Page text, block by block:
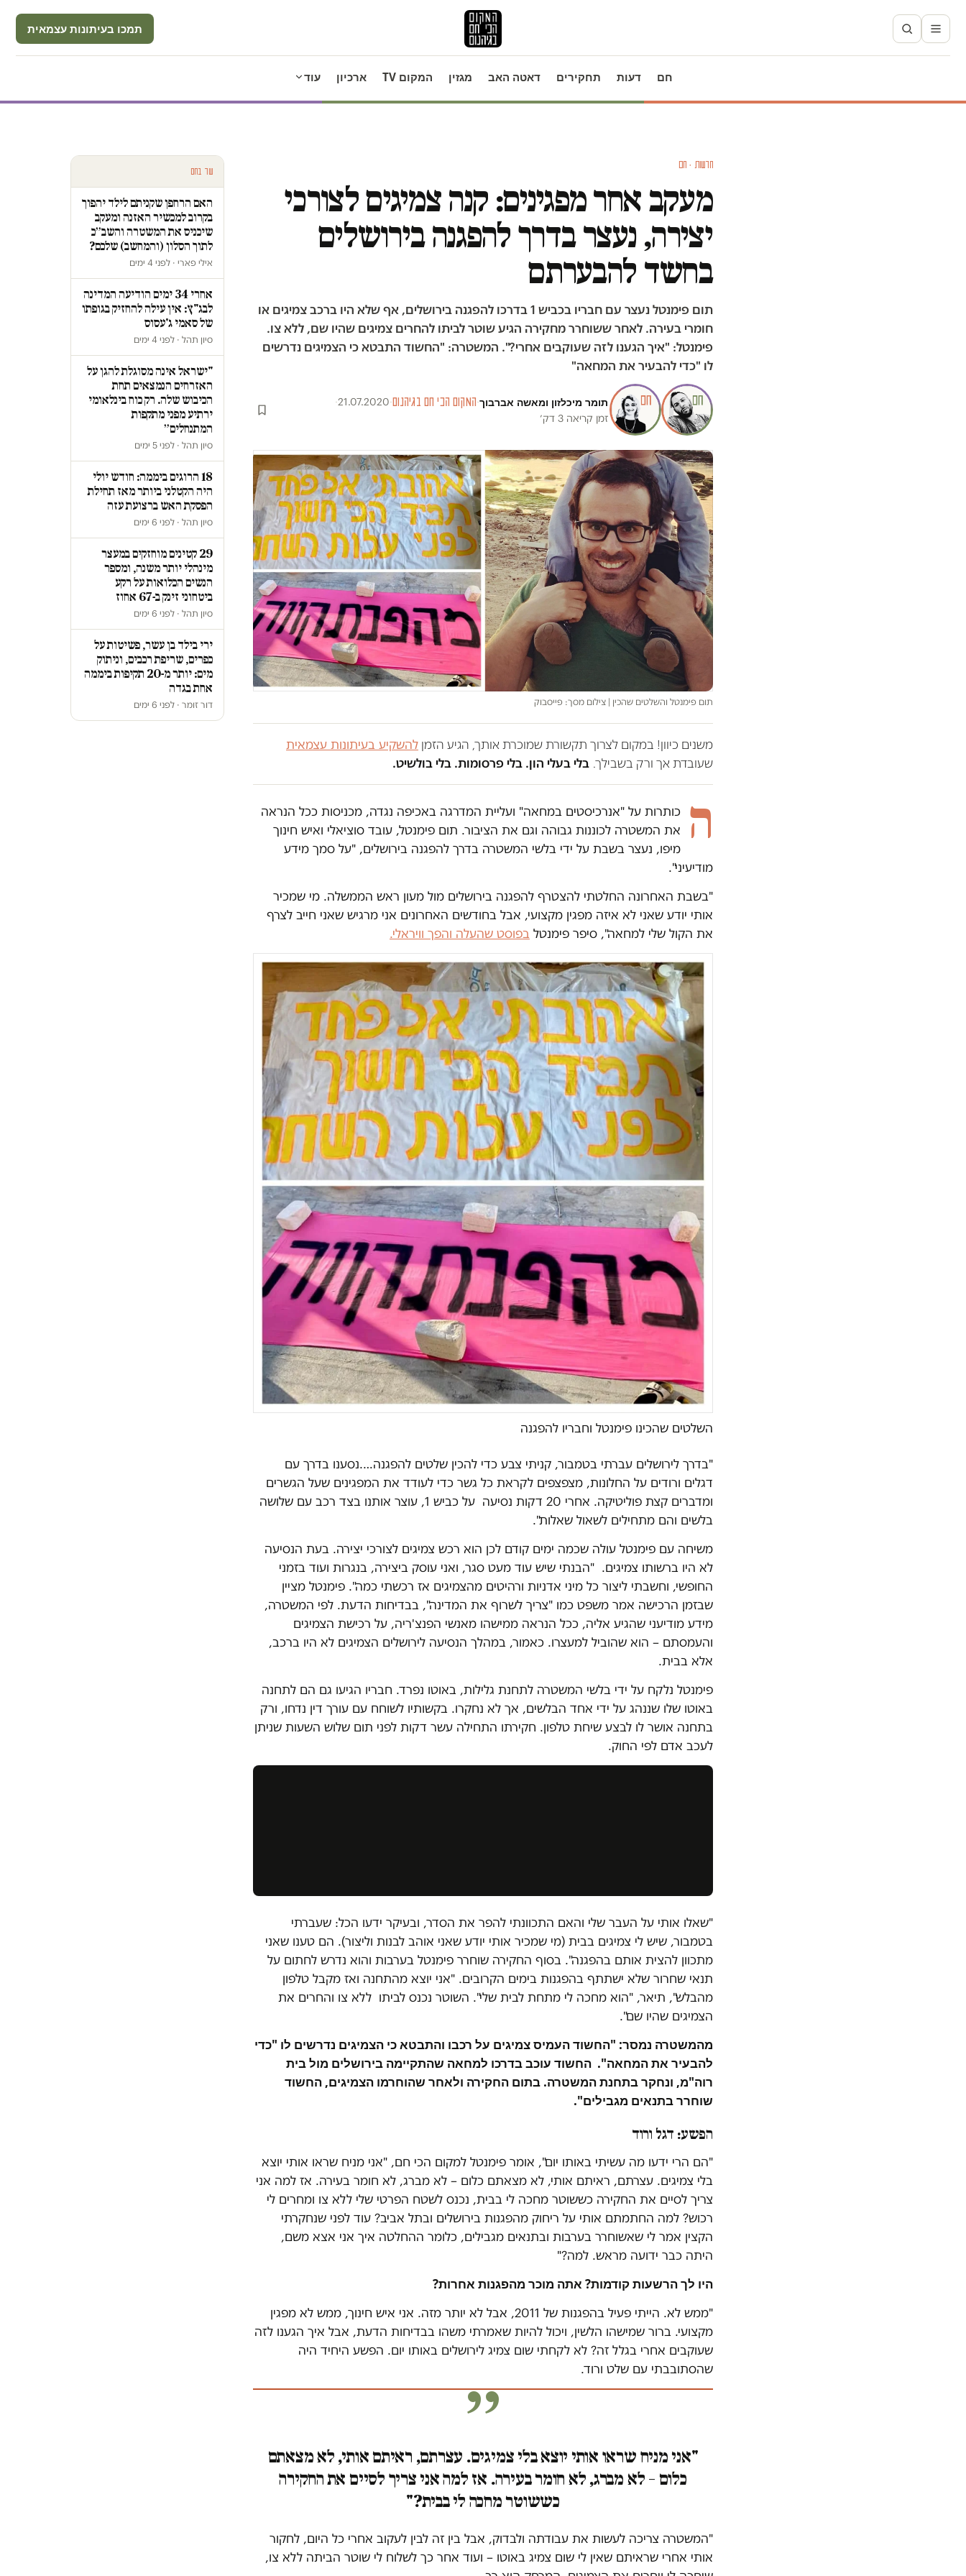
תמכו בעיתונות עצמאית
חם דעות תחקירים דאטה האב מגזין המקום TV ארכיון עוד
חדשות · חם
מעקב אחר מפגינים: קנה צמיגים לצורכי
יצירה, נעצר בדרך להפגנה בירושלים
בחשד להבערתם
תום פימנטל נעצר עם חבריו בכביש 1 בדרכו להפגנה בירושלים, אף שלא היו ברכב צמיגים או
חומרי בעירה. לאחר ששוחרר מחקירה הגיע שוטר לביתו להחרים צמיגים שהיו שם, ללא צו.
פימנטל: "איך הגענו לזה שעוקבים אחרי?". המשטרה: "החשוד התבטא כי הצמיגים נדרשים
לו "כדי להבעיר את המחאה"
תומר מיכלזון ומאשה אברבוך·המקום הכי חם בגיהנום·
21.07.2020
·
זמן קריאה 3 דק׳
תום פימנטל והשלטים שהכין | צילום מסך: פייסבוק
משנים כיוון! במקום לצרוך תקשורת שמוכרת אותך, הגיע הזמן להשקיע בעיתונות עצמאית
שעובדת אך ורק בשבילך. בלי בעלי הון. בלי פרסומות. בלי בולשיט.
ה כותרות על "אנרכיסטים במחאה" ועליית המדרגה באכיפה נגדה, מכניסות ככל הנראה
את המשטרה לכוננות גבוהה וגם את הציבור. תום פימנטל, עובד סוציאלי ואיש חינוך
מיפו, נעצר בשבת על ידי בלשי המשטרה בדרך להפגנה בירושלים, "על סמך מידע
מודיעיני".
"בשבת האחרונה החלטתי להצטרף להפגנה בירושלים מול מעון ראש הממשלה. מי שמכיר
אותי יודע שאני לא איזה מפגין מקצועי, אבל בחודשים האחרונים אני מרגיש שאני חייב לצרף
את הקול שלי למחאה", סיפר פימנטל בפוסט שהעלה והפך וויראלי.
השלטים שהכינו פימנטל וחבריו להפגנה
"בדרך לירושלים עברתי בטמבור, קניתי צבע כדי להכין שלטים להפגנה….נסענו בדרך עם
דגלים ורודים על החלונות, מצפצפים לקראת כל גשר כדי לעודד את המפגינים שעל הגשרים
ומדברים קצת פוליטיקה. אחרי 20 דקות נסיעה על כביש 1, עוצר אותנו בצד רכב עם שלושה
בלשים והם מתחילים לשאול שאלות".
משיחה עם פימנטל עולה שכמה ימים קודם לכן הוא רכש צמיגים לצורכי יצירה. בעת הנסיעה
לא היו ברשותו צמיגים. "הבנתי שיש עוד מעט סגר, ואני עוסק ביצירה, בנגרות ועוד בזמני
החופשי, וחשבתי ליצור כל מיני אדניות ורהיטים מהצמיגים אז רכשתי כמה". פימנטל מציין
שבזמן הרכישה אמר משפט כמו "צריך לשרוף את המדינה", בבדיחות הדעת. לפי המשטרה,
מידע מודיעני שהגיע אליה, ככל הנראה ממישהו מאנשי הפנצ'ריה, על רכישת הצמיגים
והעמסתם – הוא שהוביל למעצרו. כאמור, במהלך הנסיעה לירושלים הצמיגים לא היו ברכב,
אלא בבית.
פימנטל נלקח על ידי בלשי המשטרה לתחנת גלילות, באוטו נפרד. חבריו הגיעו גם הם לתחנה
באוטו שלו שננהג על ידי אחד הבלשים, אך לא נחקרו. בקשותיו לשוחח עם עורך דין נדחו, ורק
בתחנה אושר לו לבצע שיחת טלפון. חקירתו התחילה עשר דקות לפני תום שלוש השעות שניתן
לעכב אדם לפי החוק.
"שאלו אותי על העבר שלי והאם התכוונתי להפר את הסדר, ובעיקר ידעו הכל: שעברתי
בטמבור, שיש לי צמיגים בבית (מי שמכיר אותי יודע שאני אוהב לבנות וליצור). הם טענו שאני
מתכוון להצית אותם בהפגנה". בסוף החקירה שוחרר פימנטל בערבות והוא נדרש לחתום על
תנאי שחרור שלא ישתתף בהפגנות בימים הקרובים. "אני יוצא מהתחנה ואז מקבל טלפון
מהבלש", תיאר, "הוא מחכה לי מתחת לבית שלי". השוטר נכנס לביתו ללא צו והחרים את
הצמיגים שהיו שם".
מהמשטרה נמסר: "החשוד העמיס צמיגים על רכבו והתבטא כי הצמיגים נדרשים לו "כדי
להבעיר את המחאה". החשוד עוכב בדרכו למחאה שהתקיימה בירושלים מול בית
רוה"מ, ונחקר בתחנת המשטרה. בתום החקירה ולאחר שהוחרמו הצמיגים, החשוד
שוחרר בתנאים מגבילים".
הפשע: דגל ורוד
"הם הרי ידעו מה עשיתי באותו יום", אומר פימנטל למקום הכי חם, "אני מניח שראו אותי יוצא
בלי צמיגים. עצרתם, ראיתם אותי, לא מצאתם כלום – לא מברג, לא חומר בעירה. אז למה אני
צריך לסיים את החקירה כששוטר מחכה לי בבית, נכנס לשטח הפרטי שלי ללא צו ומחרים לי
רכוש? למה החתמתם אותי על ריחוק מהפגנות בירושלים ובתל אביב? עוד לפני שנחקרתי
הקצין אמר לי שאשוחרר בערבות ובתנאים מגבילים, כלומר ההחלטה איך אני אצא משם,
היתה כבר ידועה מראש. למה?"
היו לך הרשעות קודמות? אתה מוכר מהפגנות אחרות?
"ממש לא. הייתי פעיל בהפגנות של 2011, אבל לא יותר מזה. אני איש חינוך, ממש לא מפגין
מקצועי. ברור שמישהו הלשין, ויכול להיות שאמרתי משהו בבדיחות הדעת, אבל איך הגענו לזה
שעוקבים אחרי בגלל זה? לא לקחתי שום צמיג לירושלים באותו יום. הפשע היחיד היה
שהסתובבתי עם שלט ורוד.
"אני מניח שראו אותי יוצא בלי צמיגים. עצרתם, ראיתם אותי, לא מצאתם
כלום – לא מברג, לא חומר בעירה. אז למה אני צריך לסיים את החקירה
כששוטר מחכה לי בבית?"
"המשטרה צריכה לעשות את עבודתה ולבדוק, אבל בין זה לבין לעקוב אחרי כל היום, לחקור
אותי אחרי שראיתם שאין לי שום צמיג באוטו – ועוד אחר כך לשלוח לי שוטר הביתה ללא צו,
עוד בחם
האם הרחפן שקניתם לילד יהפוך
בקרוב למכשיר האזנה ומעקב
שיכניס את המשטרה והשב״כ
לתוך הסלון (והמחשב) שלכם?
אילי פארי · לפני 4 ימים
אחרי 34 ימים הודיעה המדינה
לבג"ץ: אין עילה להחזיק בגופתו
של סאמי ג'עסוס
סיון תהל · לפני 4 ימים
"ישראל אינה מסוגלת להגן על
האזרחים הנמצאים תחת
הכיבוש שלה. רק כוח בינלאומי
ירתיע מפני מתקפות
המתנחלים״
סיון תהל · לפני 5 ימים
18 הרוגים ביממה: חודש יולי
היה הקטלני ביותר מאז תחילת
הפסקת האש ברצועת עזה
סיון תהל · לפני 6 ימים
29 קטינים מוחזקים במעצר
מינהלי יותר משנה, ומספר
הנשים הכלואות על רקע
ביטחוני זינק ב-67 אחוז
סיון תהל · לפני 6 ימים
ירי בילד בן עשר, פשיטות על
כפרים, שריפת רכבים, וניתוק
מים: יותר מ-20 תקיפות ביממה
אחת בגדה
דור זומר · לפני 6 ימים